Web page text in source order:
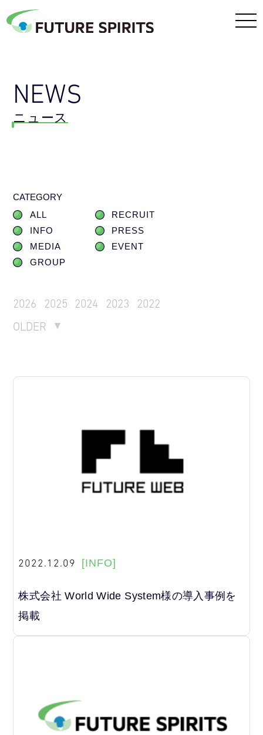
NEWS
ニュース
CATEGORY
ALL
RECRUIT
INFO
PRESS
MEDIA
EVENT
GROUP
2026 2025 2024 2023
2022
OLDER
2022.12.09 [INFO]
株式会社 World Wide System様の導入事例を
掲載